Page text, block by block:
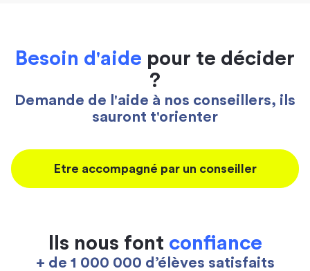
Besoin d'aide pour te décider
?
Demande de l'aide à nos conseillers, ils
sauront t'orienter
Etre accompagné par un conseiller
Ils nous font confiance
+ de 1 000 000 d’élèves satisfaits